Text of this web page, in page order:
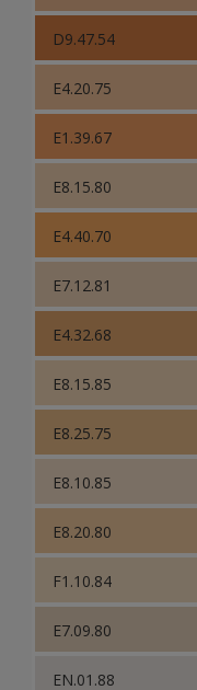
D9.47.54
E4.20.75
E1.39.67
E8.15.80
E4.40.70
E7.12.81
E4.32.68
E8.15.85
E8.25.75
E8.10.85
E8.20.80
F1.10.84
E7.09.80
EN.01.88